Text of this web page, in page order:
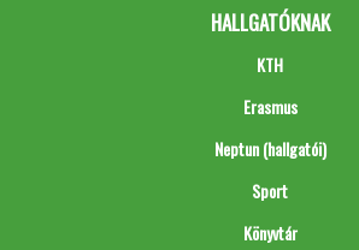
HALLGATÓKNAK
KTH
Erasmus
Neptun (hallgatói)
Sport
Könyvtár